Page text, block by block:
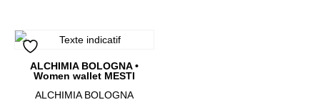
ALCHIMIA BOLOGNA •
Women wallet MESTI
ALCHIMIA BOLOGNA